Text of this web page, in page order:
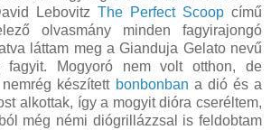
Lebovitz The Perfect Scoop című
olvasmány minden fagyirajongó
láttam meg a Gianduja Gelato nevű
fagyit. Mogyoró nem volt otthon, de
készített bonbonban a dió és a
alkottak, így a mogyit dióra cseréltem,
még némi diógrillázzsal is feldobtam